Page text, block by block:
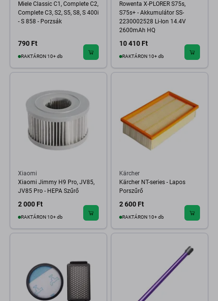
Miele Classic C1, Complete C2,
Complete C3, S2, S5, S8, S 400i
- S 858 - Porzsák
790 Ft
RAKTÁRON 10+ db
Rowenta X-PLORER S75s,
S75s+ - Akkumulátor SS-
2230002528 Li-Ion 14.4V
2600mAh HQ
10 410 Ft
RAKTÁRON 10+ db
Xiaomi
Xiaomi Jimmy H9 Pro, JV85,
JV85 Pro - HEPA Szűrő
2 000 Ft
RAKTÁRON 10+ db
Kärcher
Kärcher NT-series - Lapos
Porszűrő
2 600 Ft
RAKTÁRON 10+ db